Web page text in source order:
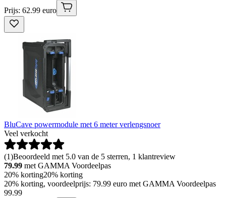
Prijs: 62.99 euro
BluCave powermodule met 6 meter verlengsnoer
Veel verkocht
(1)Beoordeeld met 5.0 van de 5 sterren, 1 klantreview
79.99 met GAMMA Voordeelpas
20% korting20% korting
20% korting, voordeelprijs: 79.99 euro met GAMMA Voordeelpas
99.99